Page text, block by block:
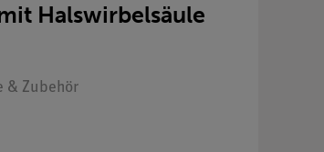
Halswirbelsäule
& Zubehör